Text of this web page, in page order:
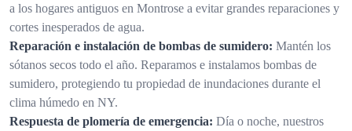
a los hogares antiguos en Montrose a evitar grandes reparaciones y
cortes inesperados de agua.
Reparación e instalación de bombas de sumidero: Mantén los
sótanos secos todo el año. Reparamos e instalamos bombas de
sumidero, protegiendo tu propiedad de inundaciones durante el
clima húmedo en NY.
Respuesta de plomería de emergencia: Día o noche, nuestros